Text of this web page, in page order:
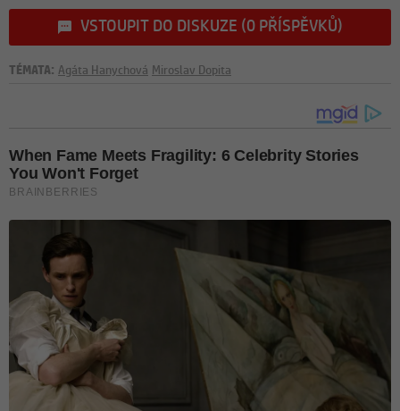
VSTOUPIT DO DISKUZE (0 PŘÍSPĚVKŮ)
TÉMATA: Agáta Hanychová Miroslav Dopita